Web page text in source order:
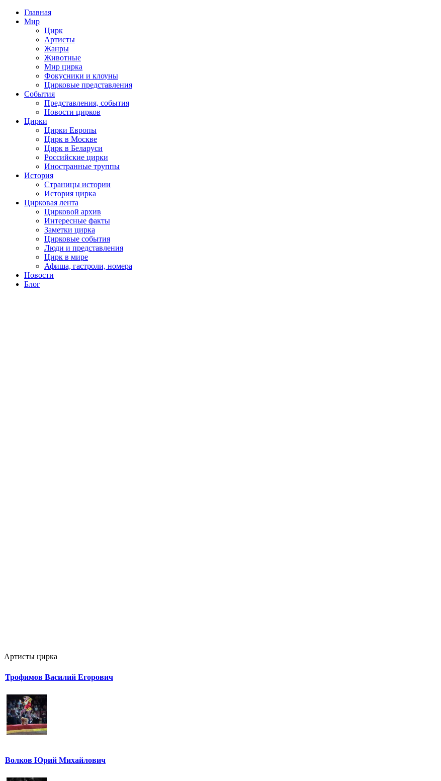
Главная
Мир
Цирк
Артисты
Жанры
Животные
Мир цирка
Фокусники и клоуны
Цирковые представления
События
Представления, события
Новости цирков
Цирки
Цирки Европы
Цирк в Москве
Цирк в Беларуси
Российские цирки
Иностранные труппы
История
Страницы истории
История цирка
Цирковая лента
Цирковой архив
Интересные факты
Заметки цирка
Цирковые события
Люди и представления
Цирк в мире
Афиша, гастроли, номера
Новости
Блог
Артисты цирка
Трофимов Василий Егорович
Волков Юрий Михайлович